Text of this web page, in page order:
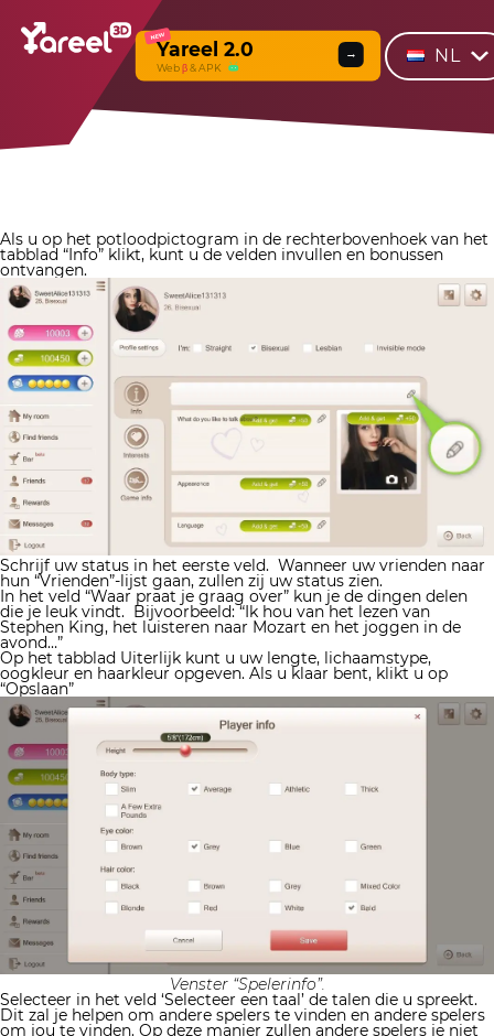
NEW
Yareel 2.0
Webβ & APK
→ NL
Als u op het potloodpictogram in de rechterbovenhoek van het
tabblad “Info” klikt, kunt u de velden invullen en bonussen
ontvangen.
Schrijf uw status in het eerste veld. Wanneer uw vrienden naar
hun “Vrienden”-lijst gaan, zullen zij uw status zien.
In het veld “Waar praat je graag over” kun je de dingen delen
die je leuk vindt. Bijvoorbeeld: “Ik hou van het lezen van
Stephen King, het luisteren naar Mozart en het joggen in de
avond…”
Op het tabblad Uiterlijk kunt u uw lengte, lichaamstype,
oogkleur en haarkleur opgeven. Als u klaar bent, klikt u op
“Opslaan”
Venster “Spelerinfo”.
Selecteer in het veld ‘Selecteer een taal’ de talen die u spreekt.
Dit zal je helpen om andere spelers te vinden en andere spelers
om jou te vinden. Op deze manier zullen andere spelers je niet